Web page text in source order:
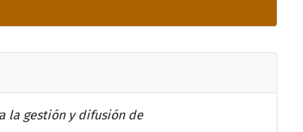
la gestión y difusión de